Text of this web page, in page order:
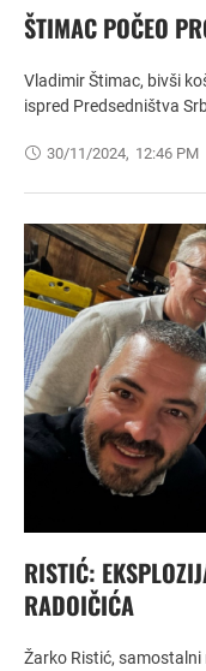
ŠTIMAC POČEO
Vladimir Štimac, bivši
ispred Predsedništva
30/11/2024, 12:46 PM
RISTIĆ:
RADOIČIĆA
Žarko Ristić,